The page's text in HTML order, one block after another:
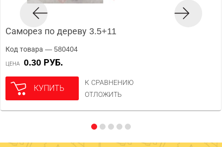
Саморез по дереву 3.5+11
Код товара — 580404
ЦЕНА 0.30 РУБ.
КУПИТЬ
К СРАВНЕНИЮ
ОТЛОЖИТЬ